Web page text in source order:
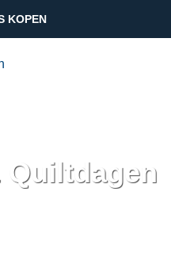
KOPEN
Quiltdagen